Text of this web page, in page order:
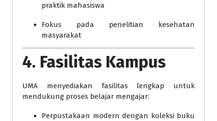
praktik mahasiswa
Fokus pada penelitian kesehatan
masyarakat
4. Fasilitas Kampus
UMA menyediakan fasilitas lengkap untuk
mendukung proses belajar mengajar:
Perpustakaan modern dengan koleksi buku